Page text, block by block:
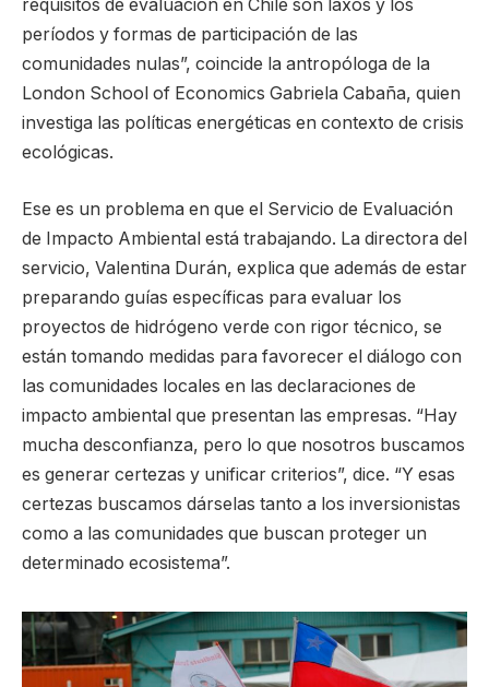
requisitos de evaluación en Chile son laxos y los
períodos y formas de participación de las
comunidades nulas”, coincide la antropóloga de la
London School of Economics Gabriela Cabaña, quien
investiga las políticas energéticas en contexto de crisis
ecológicas.
Ese es un problema en que el Servicio de Evaluación
de Impacto Ambiental está trabajando. La directora del
servicio, Valentina Durán, explica que además de estar
preparando guías específicas para evaluar los
proyectos de hidrógeno verde con rigor técnico, se
están tomando medidas para favorecer el diálogo con
las comunidades locales en las declaraciones de
impacto ambiental que presentan las empresas. “Hay
mucha desconfianza, pero lo que nosotros buscamos
es generar certezas y unificar criterios”, dice. “Y esas
certezas buscamos dárselas tanto a los inversionistas
como a las comunidades que buscan proteger un
determinado ecosistema”.